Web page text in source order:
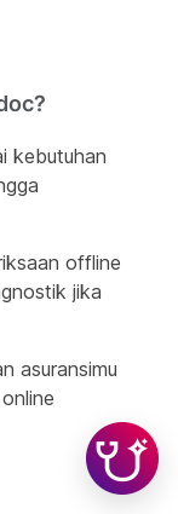
kebutuhan
offline
jika
asuransimu